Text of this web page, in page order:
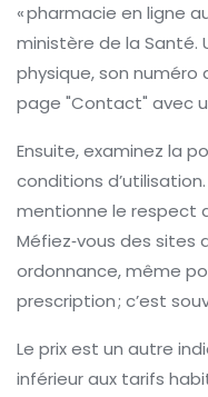
« pharmacie en ligne
ministère de la Santé.
physique, son
page "Contact" avec
Ensuite, examinez la
conditions
mentionne le respect
Méfiez‑vous des
ordonnance, même
prescription ; c’est
Le prix est un autre
inférieur aux tarifs